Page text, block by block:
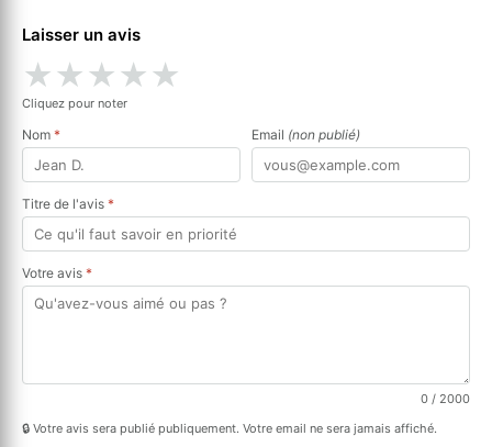
Laisser un avis
★★★★★
Cliquez pour noter
Nom * Email (non publié)
Titre de l'avis *
Votre avis *
0 / 2000
🔒 Votre avis sera publié publiquement. Votre email ne sera jamais affiché.